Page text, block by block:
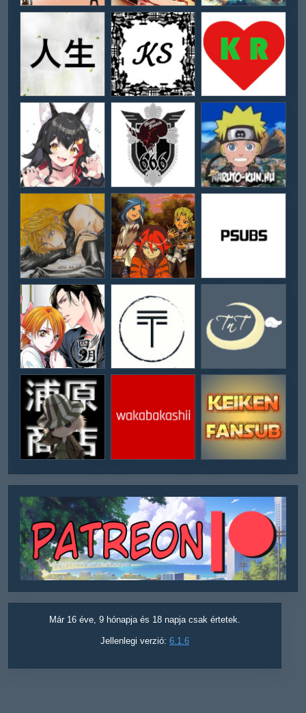
Már 16 éve, 9 hónapja és 18 napja csak értetek.
Jellenlegi verzió: 6.1.6